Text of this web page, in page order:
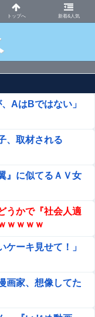
新着&人気
報VIP
AはBではない」
、取材される
』に似てるＡＶ女
うかで『社会人適
ｗｗｗｗ
ケーキ見せて！」
画家、想像してた